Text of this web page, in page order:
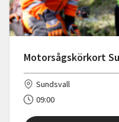
Motorsågskörkort
Sundsvall
09:00